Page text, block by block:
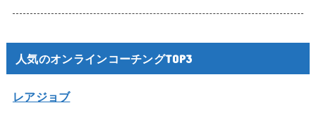
人気のオンラインコーチングTOP3
レアジョブ